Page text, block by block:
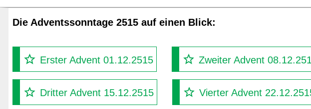
Die Adventssonntage 2515 auf einen Blick:
Erster Advent 01.12.2515 Zweiter Advent
Dritter Advent 15.12.2515 Vierter Advent